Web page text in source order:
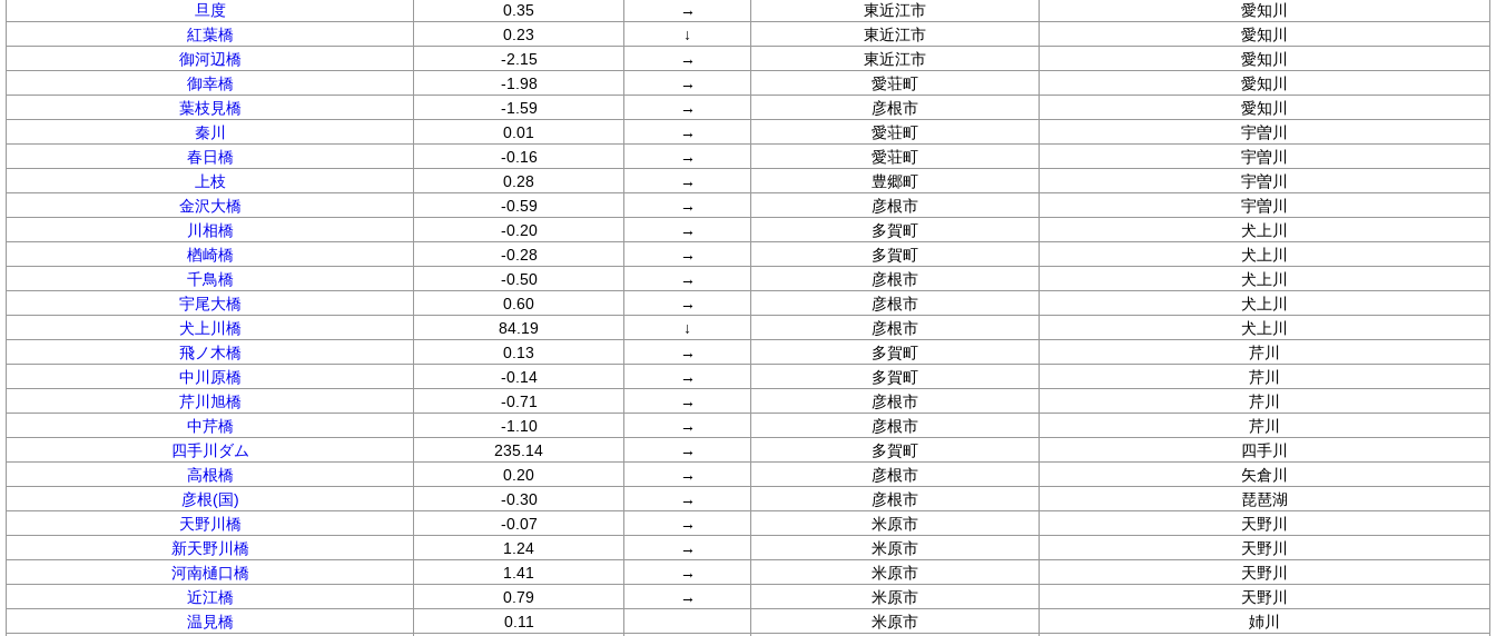
旦度
0.35 → 東近江市
愛知川
紅葉橋
0.23 ↓ 東近江市
愛知川
御河辺橋
-2.15 → 東近江市
愛知川
御幸橋
-1.98 → 愛荘町
愛知川
葉枝見橋
-1.59 → 彦根市
愛知川
秦川
0.01 → 愛荘町
宇曽川
春日橋
-0.16 → 愛荘町
宇曽川
上枝
0.28 → 豊郷町
宇曽川
金沢大橋
-0.59 → 彦根市
宇曽川
川相橋
-0.20 → 多賀町
犬上川
楢崎橋
-0.28 → 多賀町
犬上川
千鳥橋
-0.50 → 彦根市
犬上川
宇尾大橋
0.60 → 彦根市
犬上川
犬上川橋
84.19 ↓ 彦根市
犬上川
飛ノ木橋
0.13 → 多賀町
芹川
中川原橋
-0.14 → 多賀町
芹川
芹川旭橋
-0.71 → 彦根市
芹川
中芹橋
-1.10 → 彦根市
芹川
四手川ダム
235.14 → 多賀町
四手川
高根橋
0.20 → 彦根市
矢倉川
彦根(国)
-0.30 → 彦根市
琵琶湖
天野川橋
-0.07 → 米原市
天野川
新天野川橋
1.24 → 米原市
天野川
河南樋口橋
1.41 → 米原市
天野川
近江橋
0.79 → 米原市
天野川
温見橋
0.11 米原市
姉川